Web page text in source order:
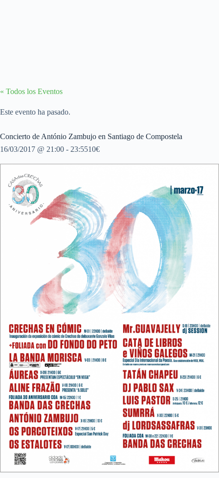
« Todos los Eventos
Este evento ha pasado.
Concierto de António Zambujo en Santiago de Compostela
16/03/2017 @ 21:00 - 23:5510€